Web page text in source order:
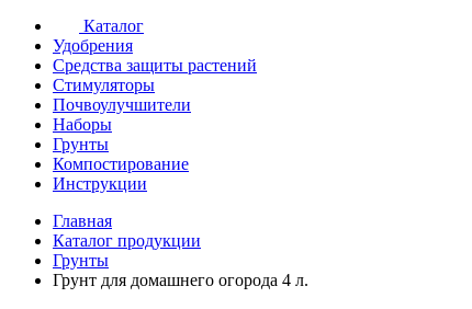
Каталог
Удобрения
Средства защиты растений
Стимуляторы
Почвоулучшители
Наборы
Грунты
Компостирование
Инструкции
Главная
Каталог продукции
Грунты
Грунт для домашнего огорода 4 л.